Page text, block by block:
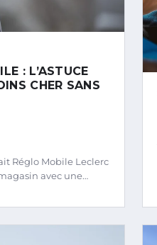
: L’ASTUCE
CHER SANS
Réglo Mobile Leclerc
avec une…